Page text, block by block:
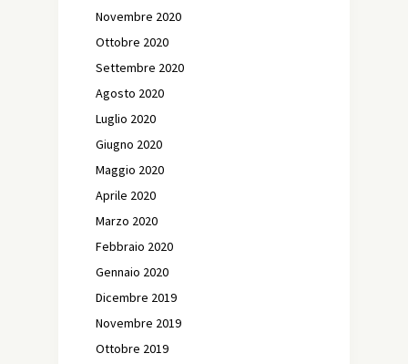
Novembre 2020
Ottobre 2020
Settembre 2020
Agosto 2020
Luglio 2020
Giugno 2020
Maggio 2020
Aprile 2020
Marzo 2020
Febbraio 2020
Gennaio 2020
Dicembre 2019
Novembre 2019
Ottobre 2019